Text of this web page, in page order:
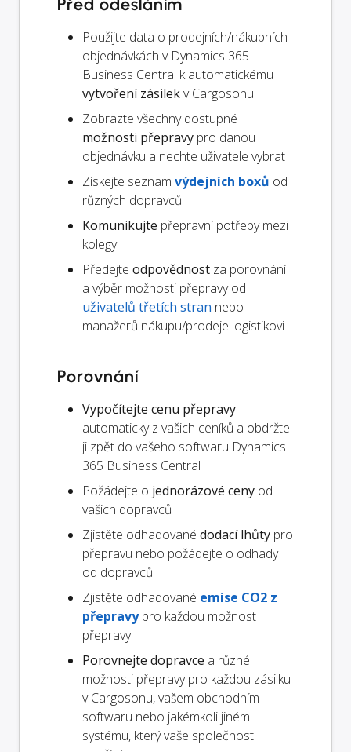
Před odesláním
Použijte data o prodejních/nákupních
objednávkách v Dynamics 365
Business Central k automatickému
vytvoření zásilekv Cargosonu
Zobrazte všechny dostupné
možnosti přepravy pro danou
objednávku a nechte uživatele vybrat
Získejte seznam výdejních boxů od
různých dopravců
Komunikujte přepravní potřeby mezi
kolegy
Předejte odpovědnost za porovnání
a výběr možnosti přepravy od
uživatelů třetích stran nebo
manažerů nákupu/prodeje logistikovi
Porovnání
Vypočítejte cenu přepravy
automaticky z vašich ceníků a obdržte
ji zpět do vašeho softwaru Dynamics
365 Business Central
Požádejte o jednorázové ceny od
vašich dopravců
Zjistěte odhadované dodací lhůty pro
přepravu nebo požádejte o odhady
od dopravců
Zjistěte odhadované emise CO2 z
přepravypro každou možnost
přepravy
Porovnejte dopravce a různé
možnosti přepravy pro každou zásilku
v Cargosonu, vašem obchodním
softwaru nebo jakémkoli jiném
systému, který vaše společnost